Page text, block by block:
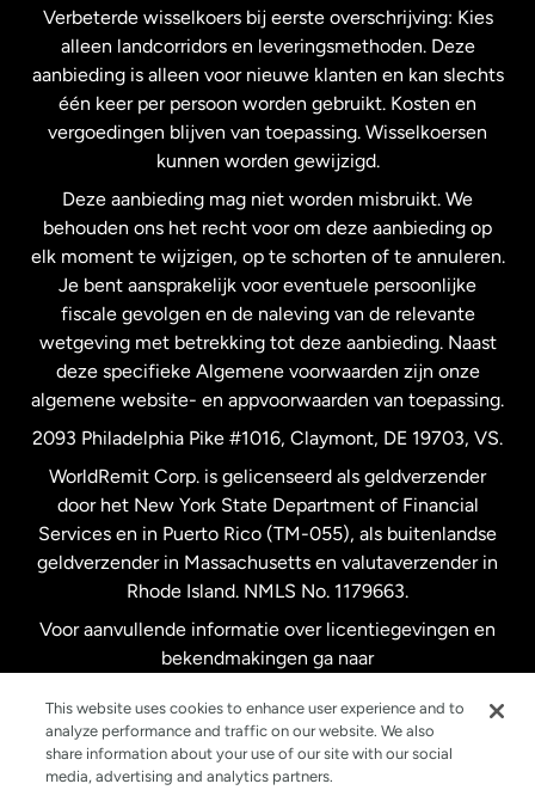
Maleisië
Nederland
Nieuw-Zeeland
Spanje
Verenigd Koninkrijk
Verenigde Staten English
Verenigde Staten Español
Zweden
Verbeterde wisselkoers bij eerste overschrijving: Kies
alleen landcorridors en leveringsmethoden. Deze
aanbieding is alleen voor nieuwe klanten en kan slechts
één keer per persoon worden gebruikt. Kosten en
vergoedingen blijven van toepassing. Wisselkoersen
kunnen worden gewijzigd.
Deze aanbieding mag niet worden misbruikt. We
behouden ons het recht voor om deze aanbieding op
elk moment te wijzigen, op te schorten of te annuleren.
Je bent aansprakelijk voor eventuele persoonlijke
fiscale gevolgen en de naleving van de relevante
wetgeving met betrekking tot deze aanbieding. Naast
deze specifieke Algemene voorwaarden zijn onze
algemene website- en appvoorwaarden van toepassing.
2093 Philadelphia Pike #1016, Claymont, DE 19703, VS.
WorldRemit Corp. is gelicenseerd als geldverzender
door het New York State Department of Financial
Services en in Puerto Rico (TM-055), als buitenlandse
geldverzender in Massachusetts en valutaverzender in
Rhode Island. NMLS No. 1179663.
Voor aanvullende informatie over licentiegevingen en
bekendmakingen ga naar
This website uses cookies to enhance user experience and to
analyze performance and traffic on our website. We also
share information about your use of our site with our social
media, advertising and analytics partners.